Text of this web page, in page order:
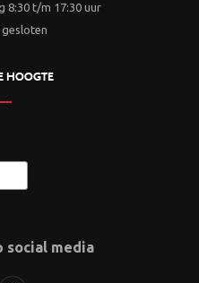
8:30 t/m 17:30 uur
HOOGTE
social media